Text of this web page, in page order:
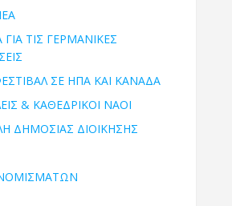
ΓΙΑ ΤΙΣ ΓΕΡΜΑΝΙΚΕΣ
ΣΕ ΗΠΑ ΚΑΙ ΚΑΝΑΔΑ
& ΚΑΘΕΔΡΙΚΟΊ ΝΑΟΊ
ΔΗΜΌΣΙΑΣ ΔΙΟΊΚΗΣΗΣ
ΝΟΜΙΣΜΑΤΩΝ